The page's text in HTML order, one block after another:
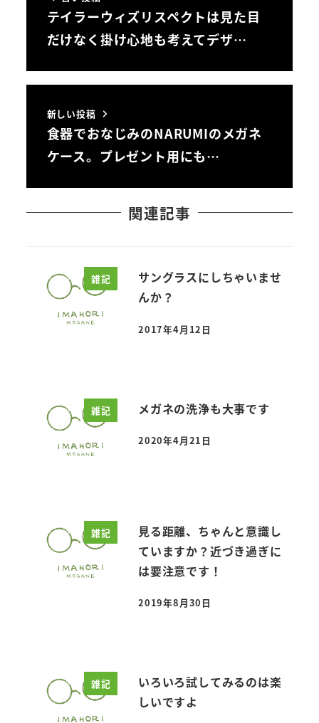
テイラーウィズリスペクトは見た目
だけなく掛け心地も考えてデザ…
新しい投稿
食器でおなじみのNARUMIのメガネ
ケース。プレゼント用にも…
関連記事
雑記
サングラスにしちゃいませ
んか？
投稿日
2017年4月12日
雑記 メガネの洗浄も大事です
投稿日
2020年4月21日
雑記
見る距離、ちゃんと意識し
ていますか？近づき過ぎに
は要注意です！
投稿日
2019年8月30日
雑記
いろいろ試してみるのは楽
しいですよ